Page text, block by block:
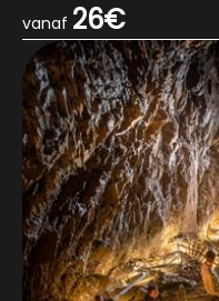
vanaf 26€